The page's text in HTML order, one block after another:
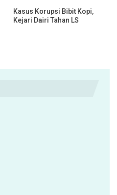
Kasus Korupsi Bibit Kopi,
Kejari Dairi Tahan LS